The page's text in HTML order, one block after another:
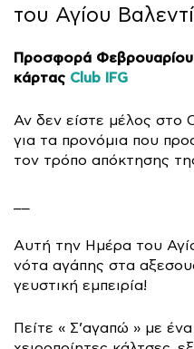
του Αγίου
Προσφορά Φεβρουαρίου
κάρτας Club IFG
Αν δεν είστε μέλος στο
για τα προνόμια που
τον τρόπο απόκτησης
Αυτή την Ημέρα του
νότα αγάπης στα
γευστική εμπειρία!
Πείτε « Σ’αγαπώ » με